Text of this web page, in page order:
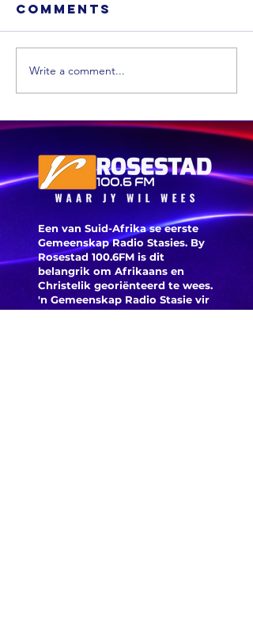
Sneeu word
in
dele van die
VS verwag
Comments
Write a comment...
Een van Suid-Afrika se eerste
Gemeenskap Radio Stasies. By
Rosestad 100.6FM is dit
belangrik om Afrikaans en
Christelik georiënteerd te wees.
'n Gemeenskap Radio Stasie vir
die gemeenskap van